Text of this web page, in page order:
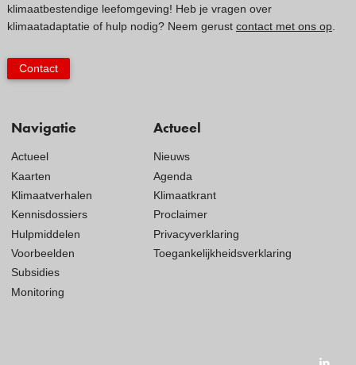
Navigatie
Actueel
Kaarten
Klimaatverhalen
Kennisdossiers
Hulpmiddelen
Voorbeelden
Subsidies
Monitoring
Actueel
Nieuws
Agenda
Klimaatkrant
Proclaimer
Privacyverklaring
Toegankelijkheidsverklaring
klimaatbestendige leefomgeving! Heb je vragen over
klimaatadaptatie of hulp nodig? Neem gerust contact met ons op.
Contact